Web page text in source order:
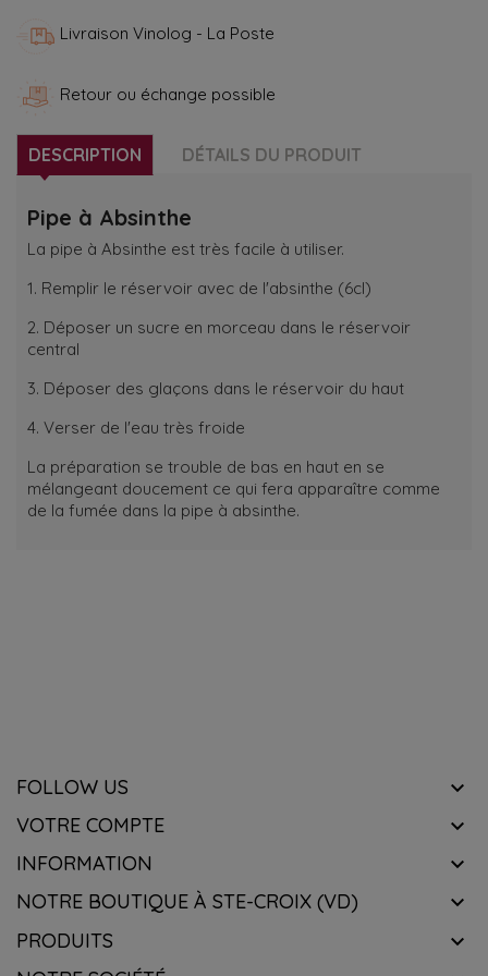
Livraison Vinolog - La Poste
Retour ou échange possible
DESCRIPTION DÉTAILS DU PRODUIT
Pipe à Absinthe
La pipe à Absinthe est très facile à utiliser.
1. Remplir le réservoir avec de l'absinthe (6cl)
2. Déposer un sucre en morceau dans le réservoir
central
3. Déposer des glaçons dans le réservoir du haut
4. Verser de l'eau très froide
La préparation se trouble de bas en haut en se
mélangeant doucement ce qui fera apparaître comme
de la fumée dans la pipe à absinthe.
FOLLOW US 
VOTRE COMPTE 
INFORMATION 
NOTRE BOUTIQUE À STE-CROIX (VD) 
PRODUITS 